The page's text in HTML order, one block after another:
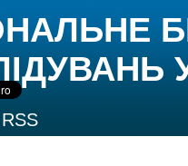
RSS